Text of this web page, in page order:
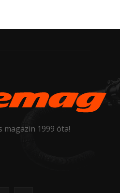
magazin 1999 óta!